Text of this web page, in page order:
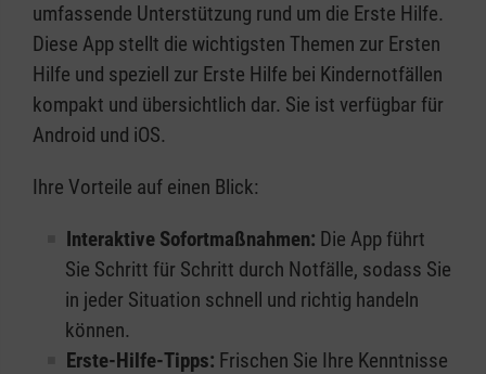
umfassende Unterstützung rund um die Erste Hilfe.
Diese App stellt die wichtigsten Themen zur Ersten
Hilfe und speziell zur Erste Hilfe bei Kindernotfällen
kompakt und übersichtlich dar. Sie ist verfügbar für
Android und iOS.
Ihre Vorteile auf einen Blick:
Interaktive Sofortmaßnahmen: Die App führt
Sie Schritt für Schritt durch Notfälle, sodass Sie
in jeder Situation schnell und richtig handeln
können.
Erste-Hilfe-Tipps: Frischen Sie Ihre Kenntnisse